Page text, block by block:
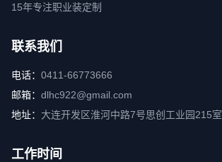
15年专注职业装定制
联系我们
电话： 0411-66773666
邮箱： dlhc922@gmail.com
地址： 大连开发区淮河中路7号思创工业园215室
工作时间